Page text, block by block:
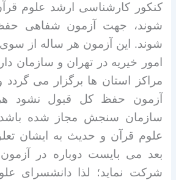
کنکور کارشناسی ارشد علوم
شوند، جهت آزمون شفاهی
شوند. این آزمون هر ساله از
امور خیریه در تهران و سازمان
مراکز استان ها برگزار می
آزمون حفظ کل قبول نشود
سازمان سنجش مجاز شده
علوم قرآن و حدیث به ایشان
بعد می بایست دوباره در
شرکت نماید؛ لذا دانشسرای